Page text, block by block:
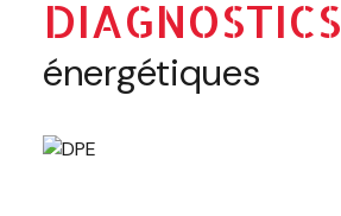
DIAGNOSTICS
énergétiques